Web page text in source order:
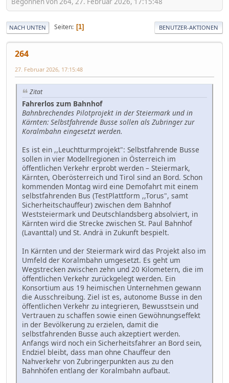
NACH UNTEN Seiten 1 BENUTZER-AKTIONEN
264
27. Februar 2026, 17:15:48
Zitat
Fahrerlos zum Bahnhof
Bahnbrechendes Pilotprojekt in der Steiermark und in
Kärnten: Selbstfahrende Busse sollen als Zubringer zur
Koralmbahn eingesetzt werden.
Es ist ein ,,Leuchtturmprojekt": Selbstfahrende Busse
sollen in vier Modellregionen in Österreich im
öffentlichen Verkehr erprobt werden – Steiermark,
Kärnten, Oberösterreich und Tirol sind an Bord. Schon
kommenden Montag wird eine Demofahrt mit einem
selbstfahrenden Bus (TestPlattform ,,Torus", samt
Sicherheitschauffeur) zwischen dem Bahnhof
Weststeiermark und Deutschlandsberg absolviert, in
Kärnten wird die Strecke zwischen St. Paul Bahnhof
(Lavanttal) und St. Andrä in Zukunft bespielt.
In Kärnten und der Steiermark wird das Projekt also im
Umfeld der Koralmbahn umgesetzt. Es geht um
Wegstrecken zwischen zehn und 20 Kilometern, die im
öffentlichen Verkehr zurückgelegt werden. Ein
Konsortium aus 19 heimischen Unternehmen gewann
die Ausschreibung. Ziel ist es, autonome Busse in den
öffentlichen Verkehr zu integrieren, Bewusstsein und
Vertrauen zu schaffen sowie einen Gewöhnungseffekt
in der Bevölkerung zu erzielen, damit die
selbstfahrenden Busse auch akzeptiert werden.
Anfangs wird noch ein Sicherheitsfahrer an Bord sein,
Endziel bleibt, dass man ohne Chauffeur den
Nahverkehr von Zubringerpunkten aus zu den
Bahnhöfen entlang der Koralmbahn aufbaut.